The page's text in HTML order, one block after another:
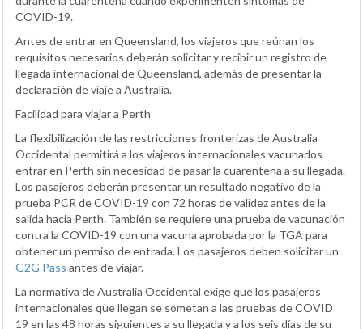
COVID-19.
Antes de entrar en Queensland, los viajeros que reúnan los
requisitos necesarios deberán solicitar y recibir un registro de
llegada internacional de Queensland, además de presentar la
declaración de viaje a Australia.
Facilidad para viajar a Perth
La flexibilización de las restricciones fronterizas de Australia
Occidental permitirá a los viajeros internacionales vacunados
entrar en Perth sin necesidad de pasar la cuarentena a su llegada.
Los pasajeros deberán presentar un resultado negativo de la
prueba PCR de COVID-19 con 72 horas de validez antes de la
salida hacia Perth. También se requiere una prueba de vacunación
contra la COVID-19 con una vacuna aprobada por la TGA para
obtener un permiso de entrada. Los pasajeros deben solicitar un
G2G Pass antes de viajar.
La normativa de Australia Occidental exige que los pasajeros
internacionales que llegan se sometan a las pruebas de COVID
19 en las 48 horas siguientes a su llegada y a los seis días de su